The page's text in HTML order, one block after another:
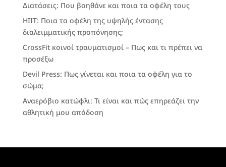
Διατάσεις: Που βοηθάνε και ποια τα οφέλη τους
HIIT: Ποια τα οφέλη της υψηλής έντασης
διαλειμματικής προπόνησης;
CrossFit κοινοί τραυματισμοί – Πως και τι πρέπει να
προσέξω
Devil Press: Πως γίνεται και ποια τα οφέλη για το
σώμα;
Αναερόβιο κατώφλι: Τι είναι και πώς επηρεάζει την
αθλητική μου απόδοση